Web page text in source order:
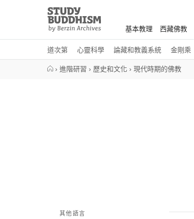
Study
Buddhism
Home
基本教理 西藏佛教
道次第 心靈科學 論藏和教義系統 金剛乘
› 進階研習 › 歷史和文化 › 現代時期的佛教
其他語言